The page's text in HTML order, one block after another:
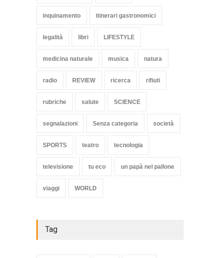
inquinamento itinerari gastronomici
legalità libri LIFESTYLE
medicina naturale musica natura
radio REVIEW ricerca rifiuti
rubriche salute SCIENCE
segnalazioni Senza categoria società
SPORTS teatro tecnologia
televisione tu eco un papà nel pallone
viaggi WORLD
Tag